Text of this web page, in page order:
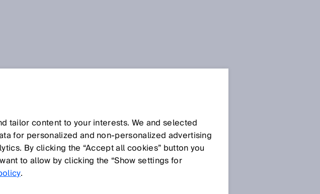
Y Z
tailor content to your interests. We and selected
for personalized and non‑personalized advertising
By clicking the “Accept all cookies” button you
to allow by clicking the “Show settings for
.